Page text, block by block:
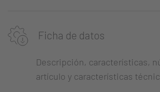
Ficha de datos
Descripción, características,
artículo y características